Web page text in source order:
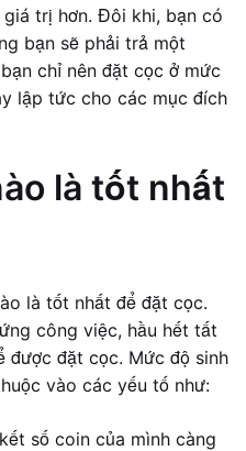
trị hơn. Đôi khi, bạn có
bạn sẽ phải trả một
chỉ nên đặt cọc ở mức
lập tức cho các mục đích
là tốt nhất
là tốt nhất để đặt cọc.
công việc, hầu hết tất
được đặt cọc. Mức độ sinh
vào các yếu tố như:
số coin của mình càng